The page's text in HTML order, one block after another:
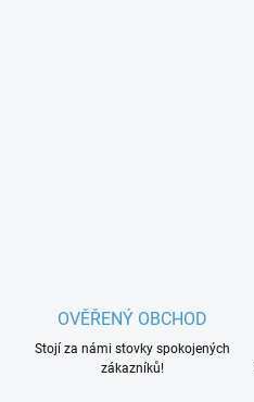
OVĚŘENÝ OBCHOD
Stojí za námi stovky spokojených
zákazníků!